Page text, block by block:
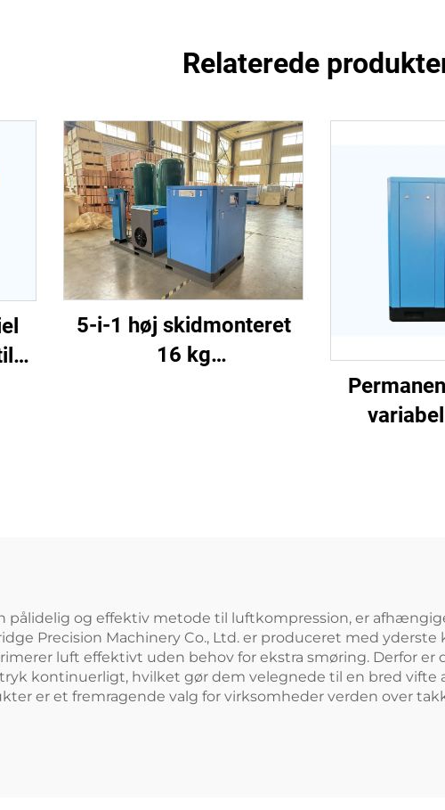
Relaterede
5-i-1 høj skidmonteret
16 kg
pålidelig og effektiv metode til luftkompression, er
Precision Machinery Co., Ltd. er produceret med
luft effektivt uden behov for ekstra smøring. Derfor er
kontinuerligt, hvilket gør dem velegnede til en bred
er et fremragende valg for virksomheder verden over